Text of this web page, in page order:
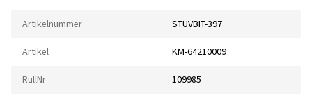
Artikelnummer STUVBIT-397
Artikel KM-64210009
RullNr 109985